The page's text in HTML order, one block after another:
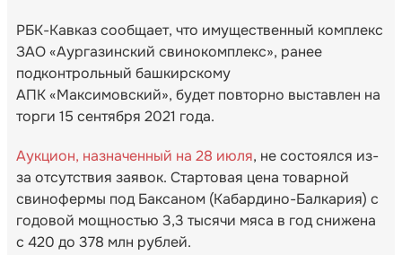
РБК-Кавказ сообщает, что имущественный комплекс
ЗАО «Аургазинский свинокомплекс», ранее
подконтрольный башкирскому
АПК «Максимовский», будет повторно выставлен на
торги 15 сентября 2021 года.
Аукцион, назначенный на 28 июля, не состоялся из-
за отсутствия заявок. Стартовая цена товарной
свинофермы под Баксаном (Кабардино-Балкария) с
годовой мощностью 3,3 тысячи мяса в год снижена
с 420 до 378 млн рублей.